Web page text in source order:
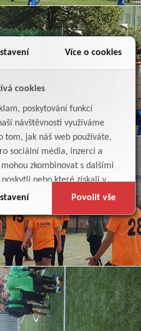
Více o cookies
cookies
poskytování funkcí
návštěvnosti využíváme
tom, jak náš web používáte,
sociální média, inzerci a
zkombinovat s dalšími
nebo které získali v
služby.
Povolit vše